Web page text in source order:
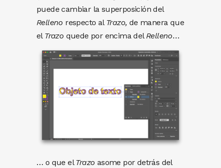
puede cambiar la superposición del
Relleno respecto al Trazo, de manera que
el Trazo quede por encima delRelleno…
… o que elTrazo asome por detrás del